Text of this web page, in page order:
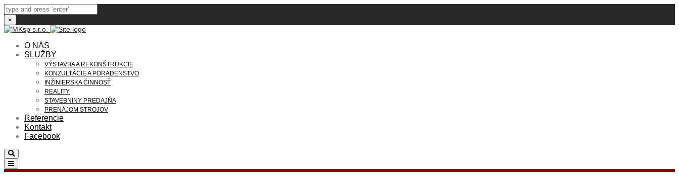
×
O NÁS
SLUŽBY
VÝSTAVBA A REKONŠTRUKCIE
KONZULTÁCIE A PORADENSTVO
INŽINIERSKA ČINNOSŤ
REALITY
STAVEBNINY PREDAJŇA
PRENÁJOM STROJOV
Referencie
Kontakt
Facebook
Toggle
navigation